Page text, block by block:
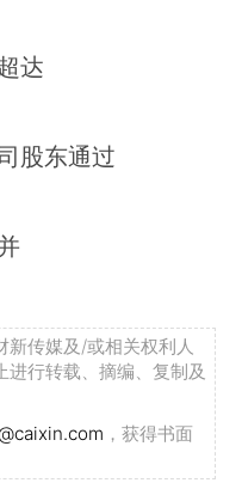
达
股东通过
新传媒及/或相关权利人
行转载、摘编、复制及
，获得书面